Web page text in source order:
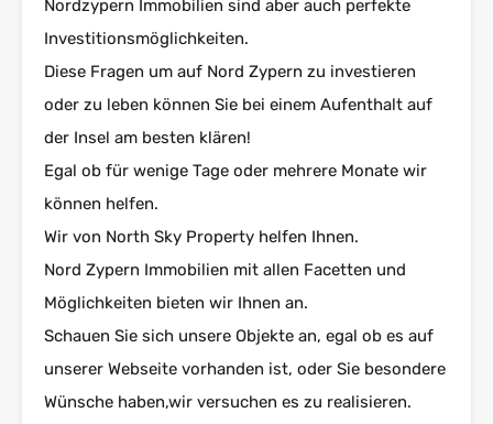
Nordzypern Immobilien sind aber auch perfekte
Investitionsmöglichkeiten.
Diese Fragen um auf Nord Zypern zu investieren
oder zu leben können Sie bei einem Aufenthalt auf
der Insel am besten klären!
Egal ob für wenige Tage oder mehrere Monate wir
können helfen.
Wir von North Sky Property helfen Ihnen.
Nord Zypern Immobilien mit allen Facetten und
Möglichkeiten bieten wir Ihnen an.
Schauen Sie sich unsere Objekte an, egal ob es auf
unserer Webseite vorhanden ist, oder Sie besondere
Wünsche haben,wir versuchen es zu realisieren.